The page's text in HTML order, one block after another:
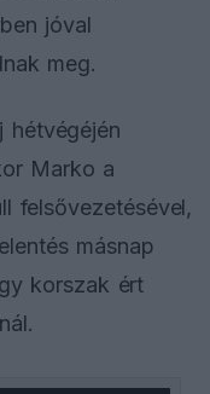
jóval
meg.
hétvégéjén
Marko a
felsővezetésével,
másnap
korszak ért